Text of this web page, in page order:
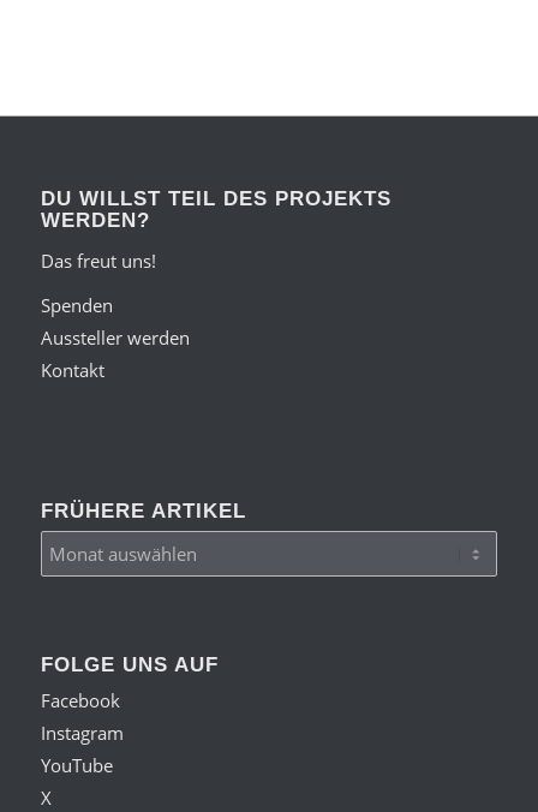
DU WILLST TEIL DES PROJEKTS
WERDEN?
Das freut uns!
Spenden
Aussteller werden
Kontakt
FRÜHERE ARTIKEL
FOLGE UNS AUF
Facebook
Instagram
YouTube
X